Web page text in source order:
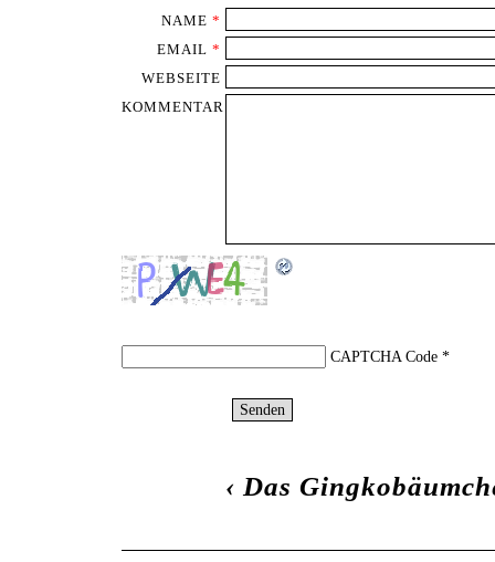
NAME *
EMAIL *
WEBSEITE
KOMMENTAR
CAPTCHA Code*
‹Das